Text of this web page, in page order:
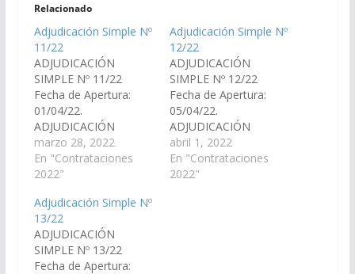
Relacionado
Adjudicación Simple Nº
11/22
ADJUDICACIÓN
SIMPLE Nº 11/22
Fecha de Apertura:
01/04/22.
ADJUDICACIÓN
SIMPLE 11/22:
«Compra vajilla».
ADJUDICACION
marzo 28, 2022
En "Contrataciones
2022"
Adjudicación Simple Nº
12/22
ADJUDICACIÓN
SIMPLE Nº 12/22
Fecha de Apertura:
05/04/22.
ADJUDICACIÓN
SIMPLE 12/22:
«Compra central
telefónica».
abril 1, 2022
En "Contrataciones
2022"
Adjudicación Simple Nº
13/22
ADJUDICACIÓN
SIMPLE Nº 13/22
Fecha de Apertura: